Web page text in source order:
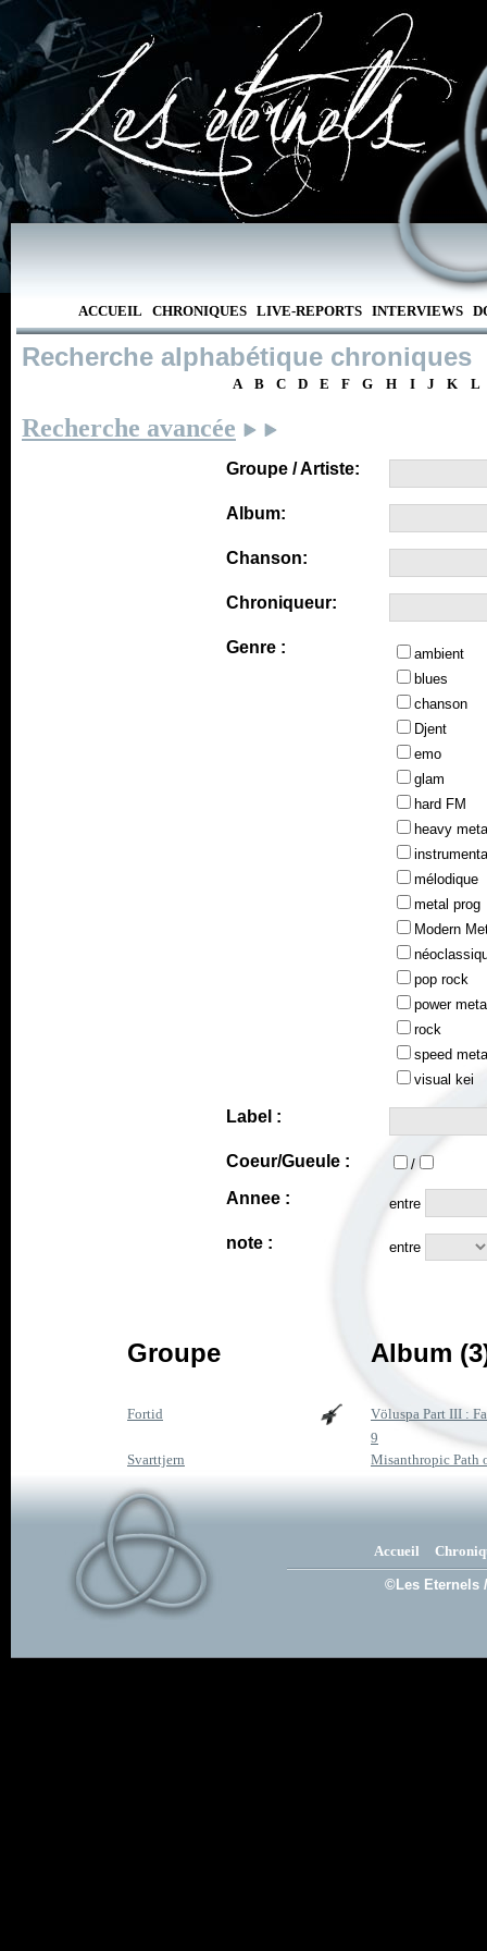
ACCUEIL CHRONIQUES LIVE-REPORTS INTERVIEWS
Recherche alphabétique chroniques
A B C D E F G H I J K L
Recherche avancée
Groupe / Artiste:
Album:
Chanson:
Chroniqueur:
Genre :
ambient
blues
chanson
Djent
emo
glam
hard FM
heavy
mélodique
metal prog
Modern
pop rock
power
rock
speed
visual kei
Label :
Coeur/Gueule : /
Annee : entre
note : entre
Groupe Album
Fortid
Völuspa Part III :
9
Svarttjern
Misanthropic Path
Accueil
©Les Eternels